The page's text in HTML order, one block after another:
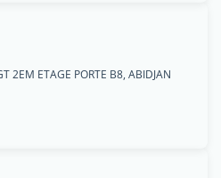
2EM ETAGE PORTE B8, ABIDJAN